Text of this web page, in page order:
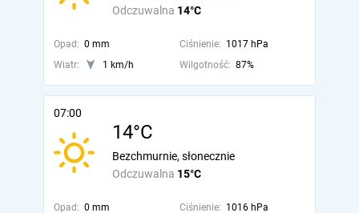
Odczuwalna 14°C
Opad: 0 mm Ciśnienie: 1017 hPa
Wiatr:
1 km/h Wilgotność: 87%
07:00
14°C
Odczuwalna 15°C
Bezchmurnie, słonecznie
Opad: 0 mm Ciśnienie: 1016 hPa